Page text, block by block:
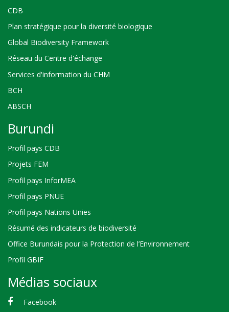
CDB
Plan stratégique pour la diversité biologique
Global Biodiversity Framework
Réseau du Centre d'échange
Services d'information du CHM
BCH
ABSCH
Burundi
Profil pays CDB
Projets FEM
Profil pays InforMEA
Profil pays PNUE
Profil pays Nations Unies
Résumé des indicateurs de biodiversité
Office Burundais pour la Protection de l’Environnement
Profil GBIF
Médias sociaux
Facebook